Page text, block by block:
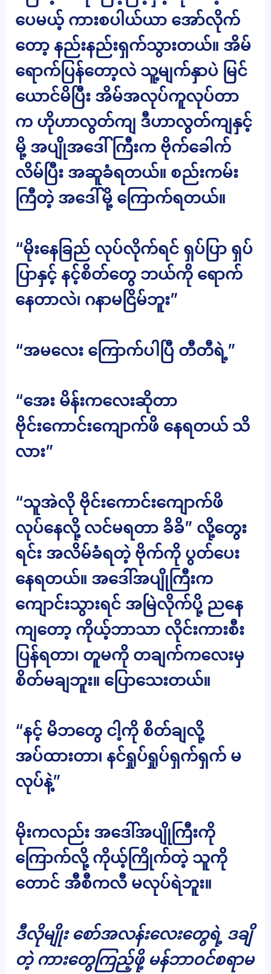
ပေမယ့် ကားစပါယ်ယာ အော်လိုက်
တော့ နည်းနည်းရှက်သွားတယ်။ အိမ်
ရောက်ပြန်တော့လဲ သူ့မျက်နှာပဲ မြင်
ယောင်မိပြီး အိမ်အလုပ်ကူလုပ်တာ
က ဟိုဟာလွတ်ကျ ဒီဟာလွတ်ကျနှင့်
မို့ အပျိုအဒေါ်ကြီးက ဗိုက်ခေါက်
လိမ်ပြီး အဆူခံရတယ်။ စည်းကမ်း
ကြီတဲ့ အဒေါ်မို့ ကြောက်ရတယ်။
“မိုးနေခြည် လုပ်လိုက်ရင် ရှပ်ပြာ ရှပ်
ပြာနှင့် နင့်စိတ်တွေ ဘယ်ကို ရောက်
နေတာလဲ၊ ဂနာမငြိမ်ဘူး”
“အမလေး ကြောက်ပါပြီ တီတီရဲ့”
“အေး မိန်းကလေးဆိုတာ
ဗိုင်းကောင်းကျောက်ဖိ နေရတယ် သိ
လား”
“သူအဲလို ဗိုင်းကောင်းကျောက်ဖိ
လုပ်နေလို့ လင်မရတာ ခိခိ” လို့တွေး
ရင်း အလိမ်ခံရတဲ့ ဗိုက်ကို ပွတ်ပေး
နေရတယ်။ အဒေါ်အပျိုကြီးက
ကျောင်းသွားရင် အမြဲလိုက်ပို့ ညနေ
ကျတော့ ကိုယ့်ဘာသာ လိုင်းကားစီး
ပြန်ရတာ၊ တူမကို တချက်ကလေးမှ
စိတ်မချဘူး။ ပြောသေးတယ်။
“နင့် မိဘတွေ ငါ့ကို စိတ်ချလို့
အပ်ထားတာ၊ နင်ရှုပ်ရှုပ်ရှက်ရှက် မ
လုပ်နဲ့”
မိုးကလည်း အဒေါ်အပျိုကြီးကို
ကြောက်လို့ ကိုယ့်ကြိုက်တဲ့ သူကို
တောင် အီစီကလီ မလုပ်ရဲဘူး။
ဒီလိုမျိုး စော်အလန်းလေးတွေရဲ့ ဒချိ
တဲ့ ကားတွေကြည့်ဖို့ မန်ဘာဝင်စရာမ